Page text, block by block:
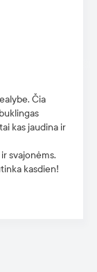
Čia
kas jaudina ir
svajonėms.
kasdien!